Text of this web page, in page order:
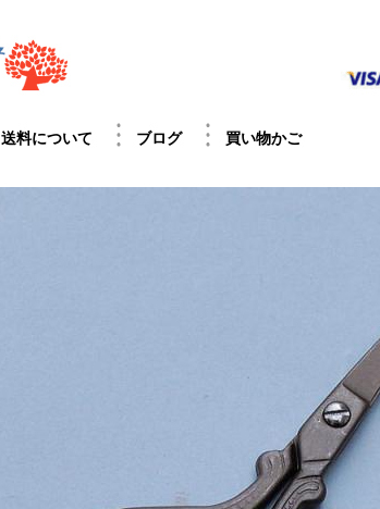
送料について ブログ 買い物かご